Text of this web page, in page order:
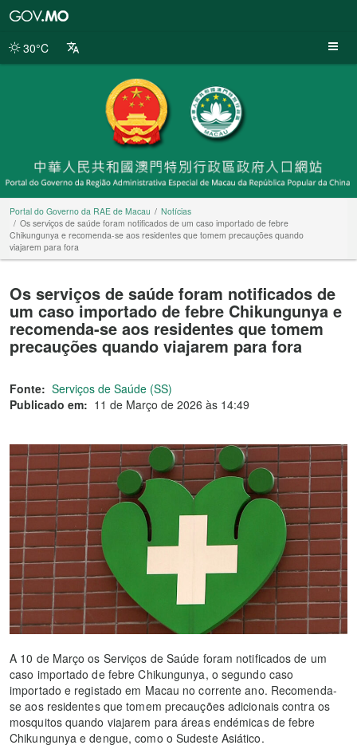
da
30°C
Portal do Governo da RAE de Macau
Notícias
Os serviços de saúde foram notificados de um caso importado de febre
Chikungunya e recomenda-se aos residentes que tomem precauções quando
viajarem para fora
Os serviços de saúde foram notificados de
um caso importado de febre Chikungunya e
recomenda-se aos residentes que tomem
precauções quando viajarem para fora
Fonte: Serviços de Saúde (SS)
Publicado em: 11 de Março de 2026 às 14:49
A 10 de Março os Serviços de Saúde foram notificados de um
caso importado de febre Chikungunya, o segundo caso
importado e registado em Macau no corrente ano. Recomenda-
se aos residentes que tomem precauções adicionais contra os
mosquitos quando viajarem para áreas endémicas de febre
Chikungunya e dengue, como o Sudeste Asiático.